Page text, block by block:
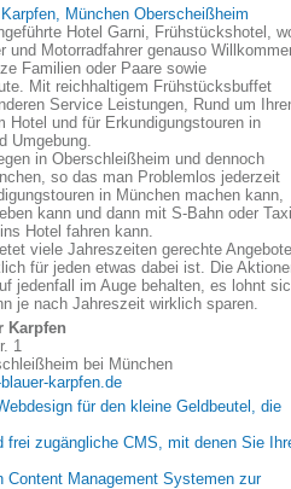
München Oberscheißheim
Hotel Garni, Frühstückshotel,
und Motorradfahrer genauso
Familien oder Paare sowie
Mit reichhaltigem Frühstücksbuffet
Service Leistungen, Rund um
Hotel und für Erkundigungstouren in
Umgebung.
in Oberschleißheim und dennoch
so das man Problemlos jederzeit
in München machen kann,
kann und dann mit S-Bahn oder
Hotel fahren kann.
viele Jahreszeiten gerechte
für jeden etwas dabei ist. Die
jedenfall im Auge behalten, es lohnt
je nach Jahreszeit wirklich sparen.
Karpfen
1
bei München
karpfen.de
für den kleine Geldbeutel, die
zugängliche CMS, mit denen Sie
Management Systemen zur